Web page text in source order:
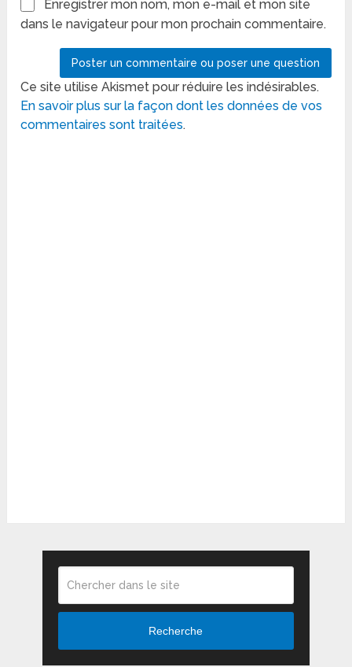
Enregistrer mon nom, mon e-mail et mon site
dans le navigateur pour mon prochain commentaire.
Ce site utilise Akismet pour réduire les indésirables.
En savoir plus sur la façon dont les données de vos
commentaires sont traitées.
Recherche